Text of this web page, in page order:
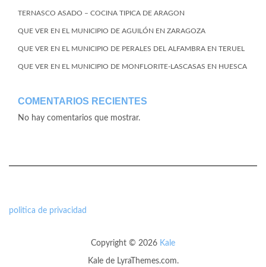
TERNASCO ASADO – COCINA TIPICA DE ARAGON
QUE VER EN EL MUNICIPIO DE AGUILÓN EN ZARAGOZA
QUE VER EN EL MUNICIPIO DE PERALES DEL ALFAMBRA EN TERUEL
QUE VER EN EL MUNICIPIO DE MONFLORITE-LASCASAS EN HUESCA
COMENTARIOS RECIENTES
No hay comentarios que mostrar.
politica de privacidad
Copyright © 2026 Kale
Kalede LyraThemes.com.